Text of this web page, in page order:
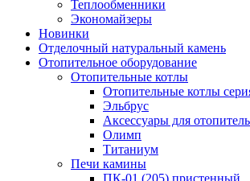
Теплообменники
Экономайзеры
Новинки
Отделочный натуральный камень
Отопительное оборудование
Отопительные котлы
Отопительные котлы
Эльбрус
Аксессуары для
Олимп
Титаниум
Печи камины